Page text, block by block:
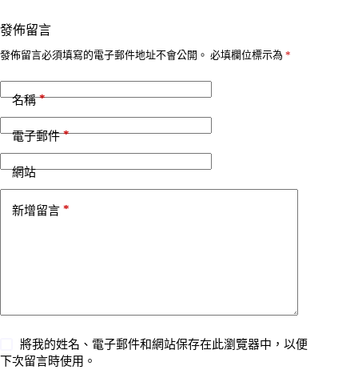
發佈留言
發佈留言必須填寫的電子郵件地址不會公開。 必填欄位標示為 *
名稱*
電子郵件*
網站
新增留言 *
將我的姓名、電子郵件和網站保存在此瀏覽器中，以便
下次留言時使用。